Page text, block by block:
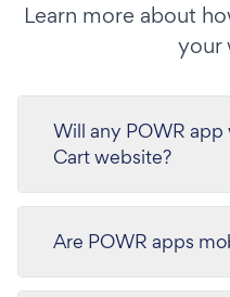
Learn more about
your
Will any POWR
Cart website?
Are POWR apps